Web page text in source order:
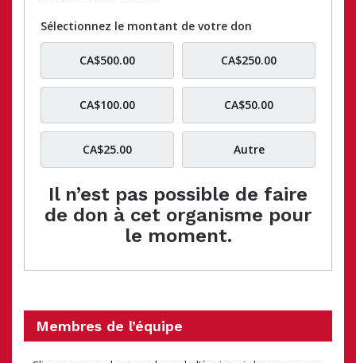
Sélectionnez le montant de votre don
CA$500.00 CA$250.00
CA$100.00 CA$50.00
CA$25.00 Autre
Il n’est pas possible de faire
de don à cet organisme pour
le moment.
Membres de l’équipe